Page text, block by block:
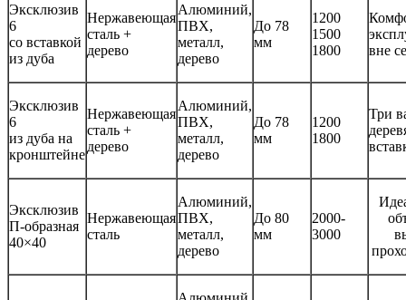
Эксклюзив
6
со вставкой
из дуба
Нержавеющая
сталь +
дерево
Алюминий,
ПВХ,
металл,
дерево
До 78
мм
1200
1500
1800
вне
Эксклюзив
6
из дуба на
кронштейне
Нержавеющая
сталь +
дерево
Алюминий,
ПВХ,
металл,
дерево
До 78
мм
1200
1800
Три
Эксклюзив
П-образная
40×40
Нержавеющая
сталь
Алюминий,
ПВХ,
металл,
дерево
До 80
мм
2000-
3000